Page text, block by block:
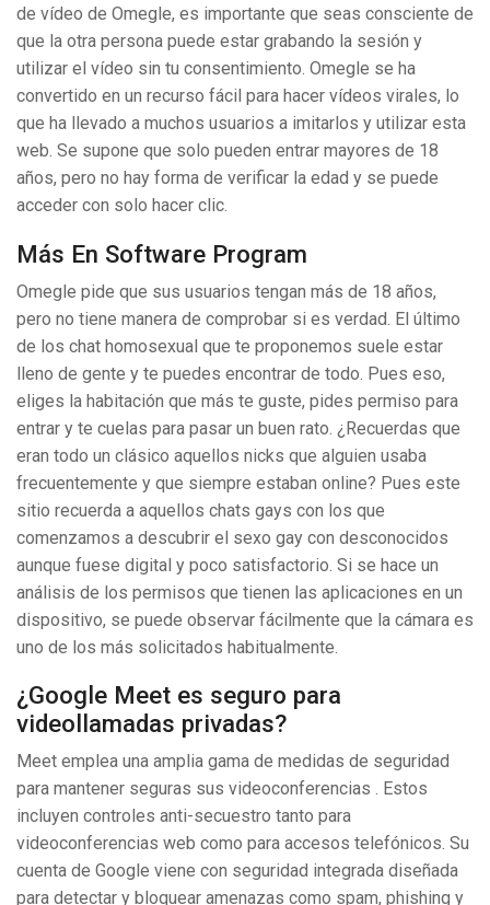
de vídeo de Omegle, es importante que seas consciente de
que la otra persona puede estar grabando la sesión y
utilizar el vídeo sin tu consentimiento. Omegle se ha
convertido en un recurso fácil para hacer vídeos virales, lo
que ha llevado a muchos usuarios a imitarlos y utilizar esta
web. Se supone que solo pueden entrar mayores de 18
años, pero no hay forma de verificar la edad y se puede
acceder con solo hacer clic.
Más En Software Program
Omegle pide que sus usuarios tengan más de 18 años,
pero no tiene manera de comprobar si es verdad. El último
de los chat homosexual que te proponemos suele estar
lleno de gente y te puedes encontrar de todo. Pues eso,
eliges la habitación que más te guste, pides permiso para
entrar y te cuelas para pasar un buen rato. ¿Recuerdas que
eran todo un clásico aquellos nicks que alguien usaba
frecuentemente y que siempre estaban online? Pues este
sitio recuerda a aquellos chats gays con los que
comenzamos a descubrir el sexo gay con desconocidos
aunque fuese digital y poco satisfactorio. Si se hace un
análisis de los permisos que tienen las aplicaciones en un
dispositivo, se puede observar fácilmente que la cámara es
uno de los más solicitados habitualmente.
¿Google Meet es seguro para
videollamadas privadas?
Meet emplea una amplia gama de medidas de seguridad
para mantener seguras sus videoconferencias . Estos
incluyen controles anti-secuestro tanto para
videoconferencias web como para accesos telefónicos. Su
cuenta de Google viene con seguridad integrada diseñada
para detectar y bloquear amenazas como spam, phishing y